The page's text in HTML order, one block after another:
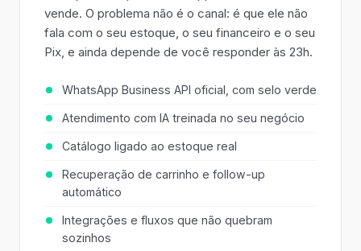
vende. O problema não é o canal: é que ele não
fala com o seu estoque, o seu financeiro e o seu
Pix, e ainda depende de você responder às 23h.
WhatsApp Business API oficial, com selo verde
Atendimento com IA treinada no seu negócio
Catálogo ligado ao estoque real
Recuperação de carrinho e follow-up
automático
Integrações e fluxos que não quebram
sozinhos